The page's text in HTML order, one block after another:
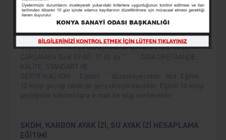
GIDA ÜRETİMİNDE: KALİTE, STANDART VE
SERTİFİKASYON
Sayın Üyemiz, Konya Sanayi Odası, 26 AĞUSTOS 2026
ÇARŞAMBA Saat 09:00- 17:00 da " GIDA ÜRETİMİNDE;
KALİTE, STANDART VE
SERTİFİKASYON Eğitimi " düzenleyecektir. Not: Eğitim
10 kişiyi geçtiği takdirde gerçekleştirilecektir. Eğitim 10 kişiyi
geçtiğinde katılımcılara e mail ile bilgi verilecektir.
SKDM, KARBON AYAK İZİ, SU AYAK İZİ HESAPLAMA
EĞİTİMİ